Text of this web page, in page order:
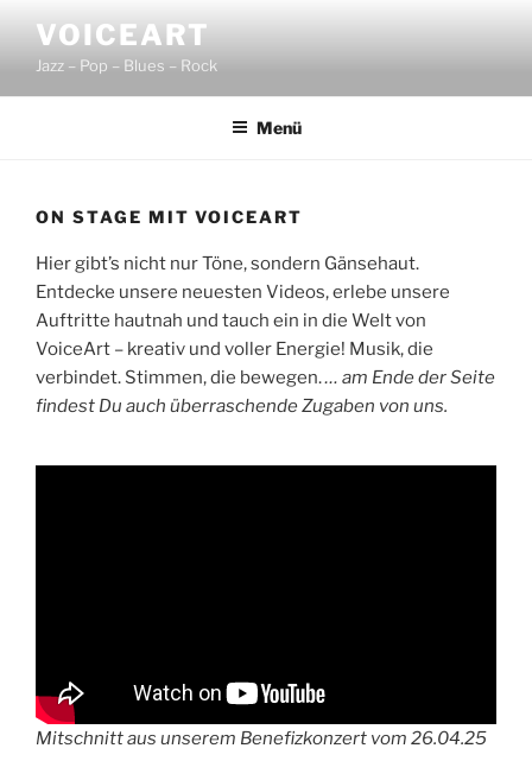
Inhalt
springen
VOICEART
Jazz – Pop – Blues – Rock
Menü
ON STAGE MIT VOICEART
Hier gibt’s nicht nur Töne, sondern Gänsehaut.
Entdecke unsere neuesten Videos, erlebe unsere
Auftritte hautnah und tauch ein in die Welt von
VoiceArt – kreativ und voller Energie! Musik, die
verbindet. Stimmen, die bewegen.… am Ende der Seite
findest Du auch überraschende Zugaben von uns.
Mitschnitt aus unserem Benefizkonzert vom 26.04.25